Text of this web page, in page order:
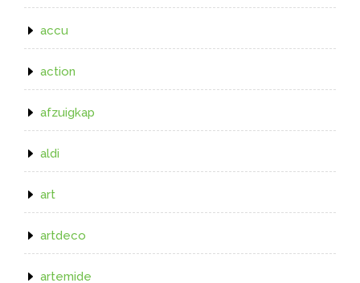
accu
action
afzuigkap
aldi
art
artdeco
artemide